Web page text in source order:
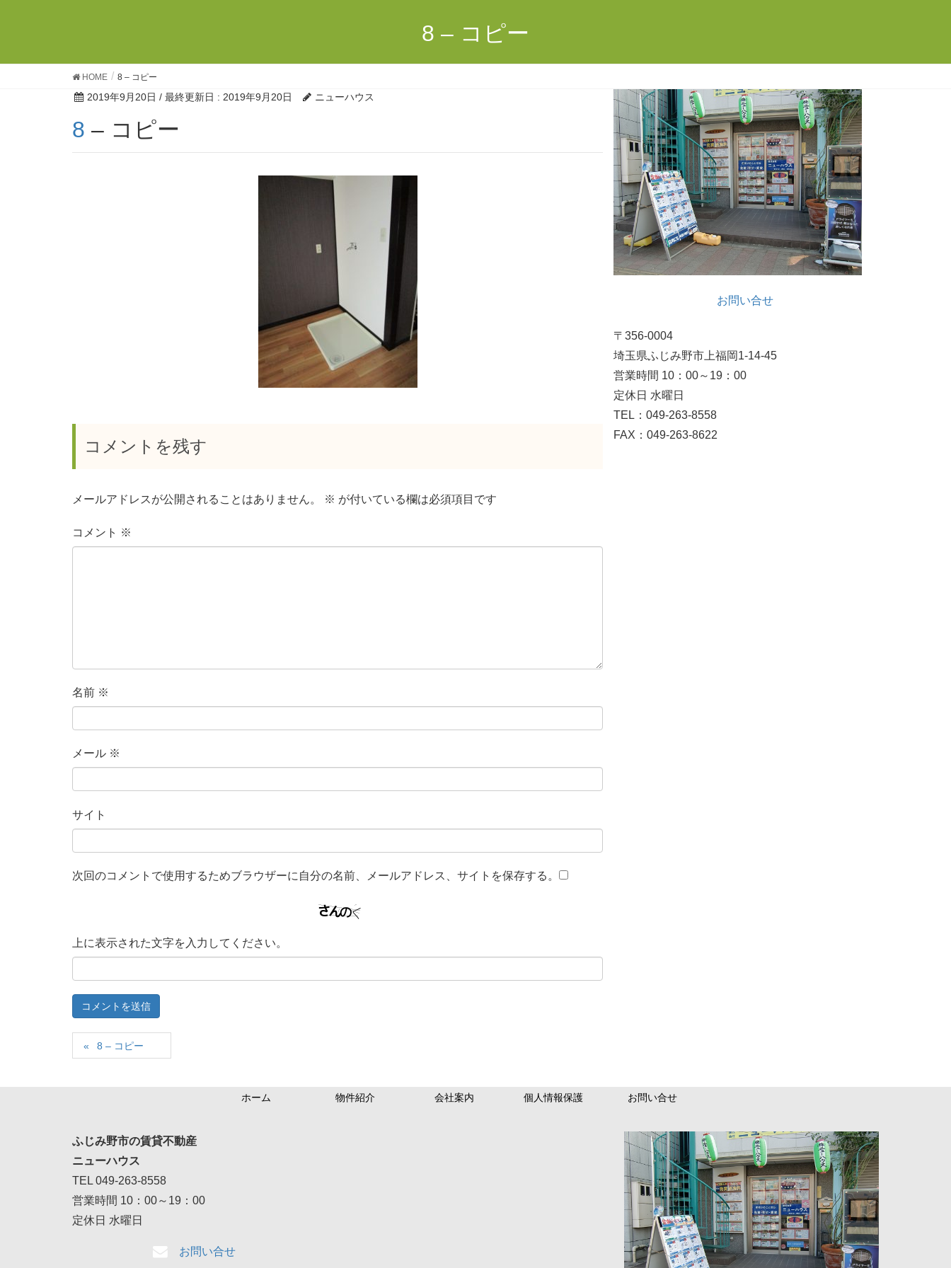
8 – コピー
HOME 8 – コピー
2019年9月20日 / 最終更新日 : 2019年9月20日 ニューハウス
8 – コピー
コメントを残す
メールアドレスが公開されることはありません。 ※ が付いている欄は必須項目です
コメント ※
名前 ※
メール ※
サイト
次回のコメントで使用するためブラウザーに自分の名前、メールアドレス、サイトを保存する。
上に表示された文字を入力してください。
8 – コピー
お問い合せ
〒356-0004
埼玉県ふじみ野市上福岡1-14-45
営業時間 10：00～19：00
定休日 水曜日
TEL：049-263-8558
FAX：049-263-8622
ホーム 物件紹介 会社案内 個人情報保護 お問い合せ
ふじみ野市の賃貸不動産
ニューハウス
TEL 049-263-8558
営業時間 10：00～19：00
定休日 水曜日
お問い合せ